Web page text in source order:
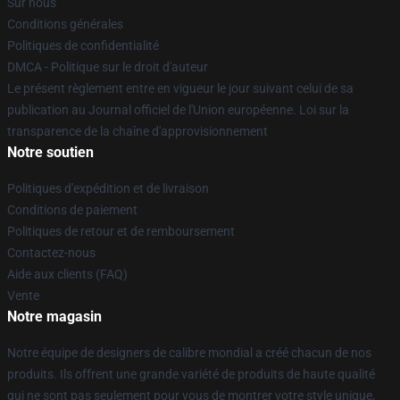
Conditions générales
Politiques de confidentialité
DMCA - Politique sur le droit d'auteur
Le présent règlement entre en vigueur le jour suivant celui de sa
publication au Journal officiel de l'Union européenne. Loi sur la
transparence de la chaîne d'approvisionnement
Notre soutien
Politiques d'expédition et de livraison
Conditions de paiement
Politiques de retour et de remboursement
Contactez-nous
Aide aux clients (FAQ)
Vente
Notre magasin
Notre équipe de designers de calibre mondial a créé chacun de nos
produits. Ils offrent une grande variété de produits de haute qualité
qui ne sont pas seulement pour vous de montrer votre style unique,